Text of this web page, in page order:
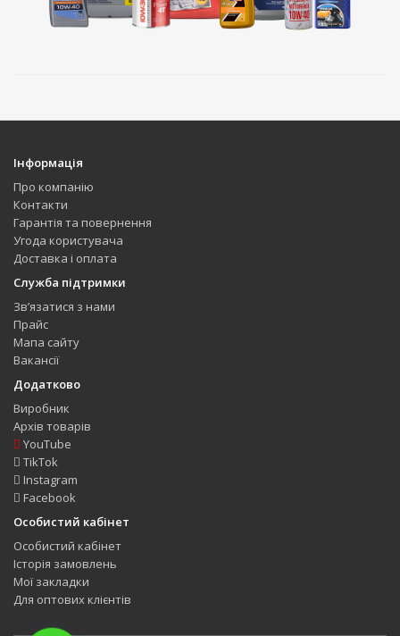
Інформація
Про компанію
Контакти
Гарантія та повернення
Угода користувача
Доставка і оплата
Служба підтримки
Зв’язатися з нами
Прайс
Мапа сайту
Вакансії
Додатково
Виробник
Архів товарів
YouTube
TikTok
Instagram
Facebook
Особистий кабінет
Особистий кабінет
Історія замовлень
Мої закладки
Для оптових клієнтів